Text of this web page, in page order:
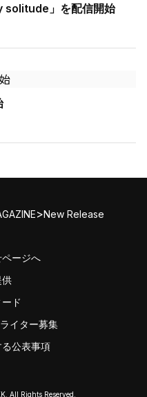
」を配信開始
>New Release
ージへ
供
ド
イター募集
公表事項
All Rights Reserved.